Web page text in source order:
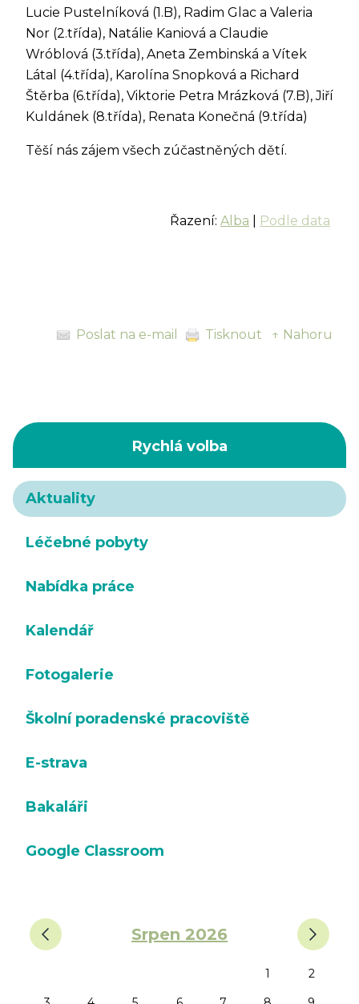
Lucie Pustelníková (1.B), Radim Glac a Valeria
Nor (2.třída), Natálie Kaniová a Claudie
Wróblová (3.třída), Aneta Zembinská a Vítek
Látal (4.třída), Karolína Snopková a Richard
Štěrba (6.třída), Viktorie Petra Mrázková (7.B), Jiří
Kuldánek (8.třída), Renata Konečná (9.třída)
Těší nás zájem všech zúčastněných dětí.
Řazení: Alba Podle data
Poslat na e-mail Tisknout ↑ Nahoru
Rychlá volba
Aktuality
Léčebné pobyty
Nabídka práce
Kalendář
Fotogalerie
Školní poradenské pracoviště
E-strava
Bakaláři
Google Classroom
Srpen 2026
1
2